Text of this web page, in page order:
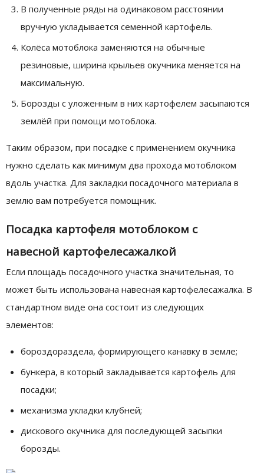
В полученные ряды на одинаковом расстоянии
вручную укладывается семенной картофель.
Колёса мотоблока заменяются на обычные
резиновые, ширина крыльев окучника меняется на
максимальную.
Борозды с уложенным в них картофелем засыпаются
землёй при помощи мотоблока.
Таким образом, при посадке с применением окучника
нужно сделать как минимум два прохода мотоблоком
вдоль участка. Для закладки посадочного материала в
землю вам потребуется помощник.
Посадка картофеля мотоблоком с
навесной картофелесажалкой
Если площадь посадочного участка значительная, то
может быть использована навесная картофелесажалка. В
стандартном виде она состоит из следующих
элементов:
бороздораздела, формирующего канавку в земле;
бункера, в который закладывается картофель для
посадки;
механизма укладки клубней;
дискового окучника для последующей засыпки
борозды.